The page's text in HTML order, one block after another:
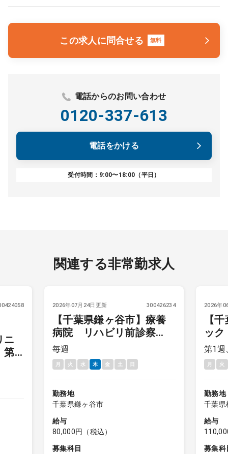
この求人に問合せる 無料
電話からのお問い合わせ
0120-337-613
電話をかける
受付時間：9:00〜18:00（平日）
関連する非常勤求人
ニ
第
2026年07月24日更新 300426234
【千葉県鎌ヶ谷市】療養
病院 リハビリ前診察
（小児発達リハビリ中
心）＋整形外科外来 毎
週火曜 8万円
毎週
月 火 水 木 金 土 日
勤務地
千葉県鎌ヶ谷市
給与
80,000円（税込）
募集科目
2026年
【
ッ
1・
第1週
月 火
勤務地
千葉県
給与
募集科